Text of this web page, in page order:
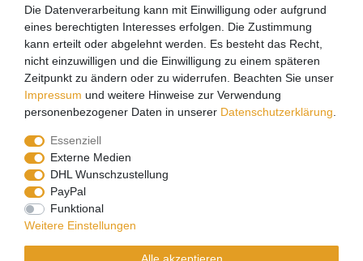
Versandpartner
CoffeeB2B hat eine Einkaufsvereinbarung mit Coffeefair.
Die Datenverarbeitung kann mit Einwilligung oder aufgrund
eines berechtigten Interesses erfolgen. Die Zustimmung
kann erteilt oder abgelehnt werden. Es besteht das Recht,
nicht einzuwilligen und die Einwilligung zu einem späteren
Zeitpunkt zu ändern oder zu widerrufen. Beachten Sie unser
Impressum und weitere Hinweise zur Verwendung
personenbezogener Daten in unserer Daten­schutz­erklärung
Essenziell
Externe Medien
DHL Wunschzustellung
PayPal
Funktional
Weitere Einstellungen